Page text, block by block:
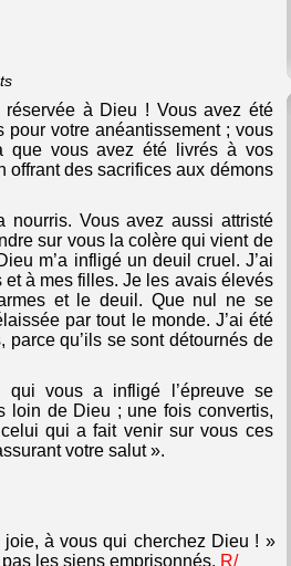
à Dieu ! Vous avez été
pour votre anéantissement ; vous
que vous avez été livrés à vos
offrant des sacrifices aux démons
Vous avez aussi attristé
sur vous la colère qui vient de
m’a infligé un deuil cruel. J’ai
à mes filles. Je les avais élevés
et le deuil. Que nul ne se
par tout le monde. J’ai été
qu’ils se sont détournés de
vous a infligé l’épreuve se
loin de Dieu ; une fois convertis,
qui a fait venir sur vous ces
votre salut ».
à vous qui cherchez Dieu ! »
les siens emprisonnés. R/